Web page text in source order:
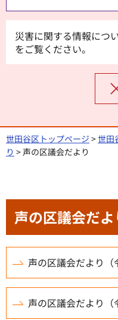
災害に関する情報につ
をご覧ください。
世田谷区トップページ >世田
り > 声の区議会だより
声の区議会だよ
声の区議会だより（
声の区議会だより（